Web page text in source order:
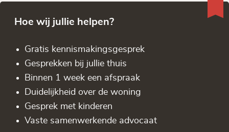
Hoe wij jullie helpen?
Gratis kennis­makingsgesprek
Gesprekken bij jullie thuis
Binnen 1 week een afspraak
Duidelijkheid over de woning
Gesprek met kinderen
Vaste samenwerkende advocaat